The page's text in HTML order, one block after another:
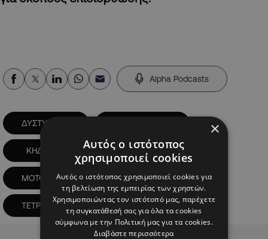
Alpha Podcasts
ΔΥΣΤΥΧΗΜΑ
ΚΗΔΕΙΑ ΚΙΣΣΟΝΕΡΓΑ
ΜΟΤΟΣΙΚΛΕΤΑ ΠΑΝΑΓΙΩΤΗΣ ΣΙΗΚ
ΤΕΤΡΑΤΡΟΧΗ
Advertisement
×
Αυτός ο ιστότοπος
χρησιμοποιεί cookies
Αυτός ο ιστότοπος χρησιμοποιεί cookies για
τη βελτίωση της εμπειρίας των χρηστών.
Χρησιμοποιώντας τον ιστότοπό μας, παρέχετε
τη συγκατάθεσή σας για όλα τα cookies
σύμφωνα με την Πολιτική μας για τα cookies.
Διαβάστε περισσότερα